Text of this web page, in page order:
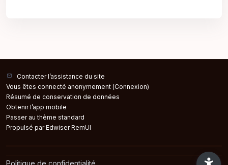
Contacter l’assistance du site
Vous êtes connecté anonymement (Connexion)
Résumé de conservation de données
Obtenir l’app mobile
Passer au thème standard
Propulsé par Edwiser RemUI